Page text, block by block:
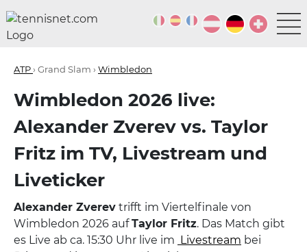
ATP› Grand Slam › Wimbledon
Wimbledon 2026 live:
Alexander Zverev vs. Taylor
Fritz im TV, Livestream und
Liveticker
Alexander Zverev trifft im Viertelfinale von
Wimbledon 2026 aufTaylor Fritz. Das Match gibt
es Live ab ca. 15:30 Uhr live im Livestream bei